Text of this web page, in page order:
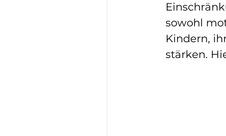
sowohl
Kindern,
stärken.